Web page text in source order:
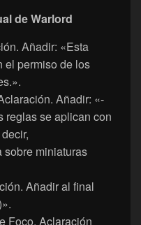
de Warlord
Añadir: «Esta
el permiso de los
Añadir: «-
reglas se aplican con
sobre miniaturas
Añadir al final
Foco. Aclaración